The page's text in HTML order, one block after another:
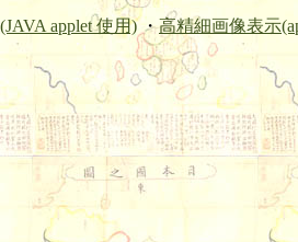
applet 使用)・高精細画像表示